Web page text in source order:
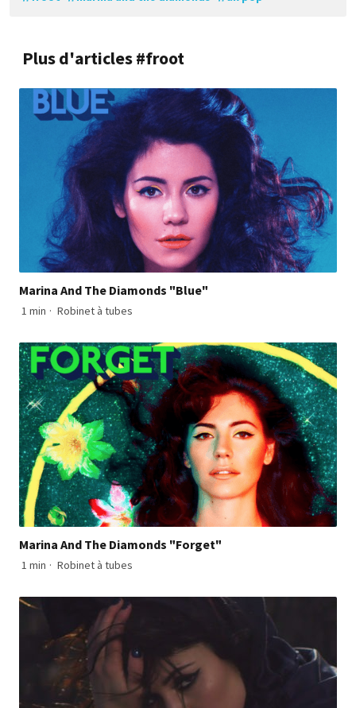
Plus d'articles #froot
Marina And The Diamonds "Blue"
1 min · Robinet à tubes
Marina And The Diamonds "Forget"
1 min · Robinet à tubes